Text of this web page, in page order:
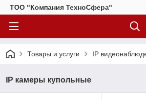
ТОО "Компания ТехноСфера"
Товары и услуги IP
IP камеры купольные